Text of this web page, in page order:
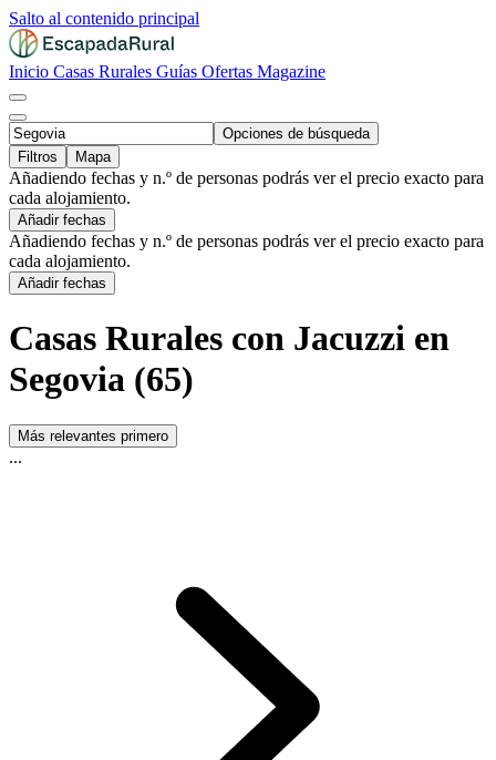
Salto al contenido principal
Inicio Casas Rurales Guías Ofertas Magazine
Opciones de búsqueda
Filtros
Mapa
Añadiendo fechas y n.º de personas podrás ver el precio exacto para
cada alojamiento.
Añadir fechas
Añadiendo fechas y n.º de personas podrás ver el precio exacto para
cada alojamiento.
Añadir fechas
Casas Rurales con Jacuzzi en
Segovia (65)
Más relevantes primero
...